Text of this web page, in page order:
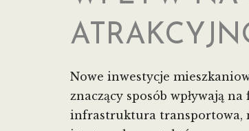
Nowe inwestycje
znaczący sposób wpływają
infrastruktura transportowa,